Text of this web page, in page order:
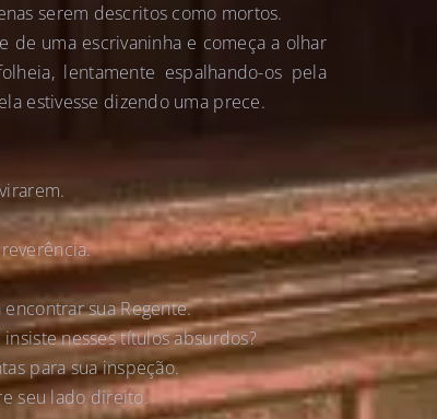
serem descritos como mortos.
de uma escrivaninha e começa a olhar
lentamente espalhando-os pela
estivesse dizendo uma prece.
sua Regente.
nesses títulos absurdos?
para sua inspeção.
seu lado direito.